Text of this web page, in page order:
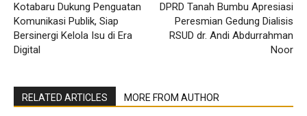
Kotabaru Dukung Penguatan
Komunikasi Publik, Siap
Bersinergi Kelola Isu di Era
Digital
DPRD Tanah Bumbu Apresiasi
Peresmian Gedung Dialisis
RSUD dr. Andi Abdurrahman
Noor
RELATED ARTICLES MORE FROM AUTHOR